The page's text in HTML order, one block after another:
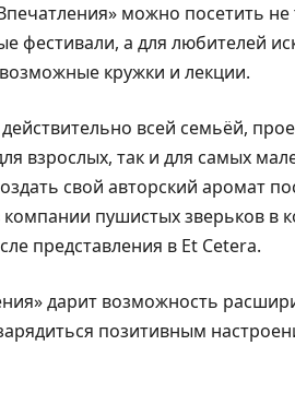
можно посетить
фестивали, а для любителей
кружки и лекции.
всей семьёй,
взрослых, так и для самых
свой авторский аромат
пушистых зверьков в
представления в Et Cetera.
дарит возможность
позитивным